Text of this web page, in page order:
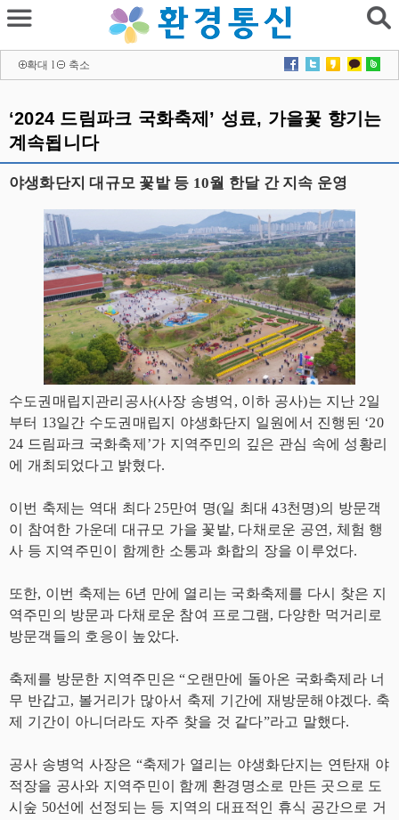
확대 l 축소
‘2024 드림파크 국화축제’ 성료, 가을꽃 향기는
계속됩니다
야생화단지 대규모 꽃밭 등 10월 한달 간 지속 운영
수도권매립지관리공사(사장 송병억, 이하 공사)는 지난 2일
부터 13일간 수도권매립지 야생화단지 일원에서 진행된 ‘20
24 드림파크 국화축제’가 지역주민의 깊은 관심 속에 성황리
에 개최되었다고 밝혔다.
이번 축제는 역대 최다 25만여 명(일 최대 43천명)의 방문객
이 참여한 가운데 대규모 가을 꽃밭, 다채로운 공연, 체험 행
사 등 지역주민이 함께한 소통과 화합의 장을 이루었다.
또한, 이번 축제는 6년 만에 열리는 국화축제를 다시 찾은 지
역주민의 방문과 다채로운 참여 프로그램, 다양한 먹거리로
방문객들의 호응이 높았다.
축제를 방문한 지역주민은 “오랜만에 돌아온 국화축제라 너
무 반갑고, 볼거리가 많아서 축제 기간에 재방문해야겠다. 축
제 기간이 아니더라도 자주 찾을 것 같다”라고 말했다.
공사 송병억 사장은 “축제가 열리는 야생화단지는 연탄재 야
적장을 공사와 지역주민이 함께 환경명소로 만든 곳으로 도
시숲 50선에 선정되는 등 지역의 대표적인 휴식 공간으로 거